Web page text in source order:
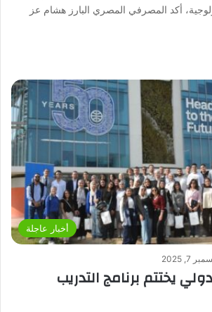
أكد المصرفي المصري البارز هشام عز
أخبار عاجلة
7, 2025
يختتم برنامج التدريب